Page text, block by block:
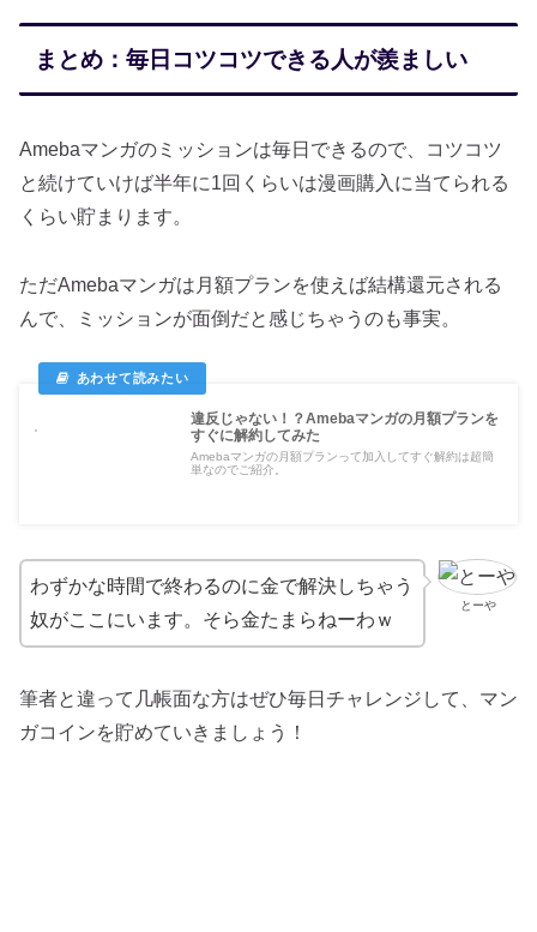
まとめ：毎日コツコツできる人が羨ましい
Amebaマンガのミッションは毎日できるので、コツコツ
と続けていけば半年に1回くらいは漫画購入に当てられる
くらい貯まります。
ただAmebaマンガは月額プランを使えば結構還元される
んで、ミッションが面倒だと感じちゃうのも事実。
違反じゃない！？Amebaマンガの月額プランを
すぐに解約してみた
Amebaマンガの月額プランって加入してすぐ解約は超簡
単なのでご紹介。
とーや
わずかな時間で終わるのに金で解決しちゃう
奴がここにいます。そら金たまらねーわｗ
筆者と違って几帳面な方はぜひ毎日チャレンジして、マン
ガコインを貯めていきましょう！